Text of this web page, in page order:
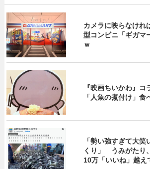
カメラに映らなけ
型コンビニ「ギガマ
ｗ
『映画ちいかわ』
「人魚の煮付け」食
「勢い強すぎて大
くり」 うみがたり
10万「いいね」越え